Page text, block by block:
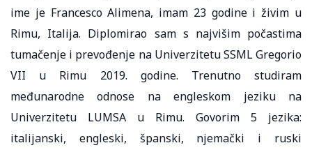
ime je Francesco Alimena, imam 23 godine i živim u
Rimu, Italija. Diplomirao sam s najvišim počastima
tumačenje i prevođenje na Univerzitetu SSML Gregorio
VII u Rimu 2019. godine. Trenutno studiram
međunarodne odnose na engleskom jeziku na
Univerzitetu LUMSA u Rimu. Govorim 5 jezika:
italijanski, engleski, španski, njemački i ruski